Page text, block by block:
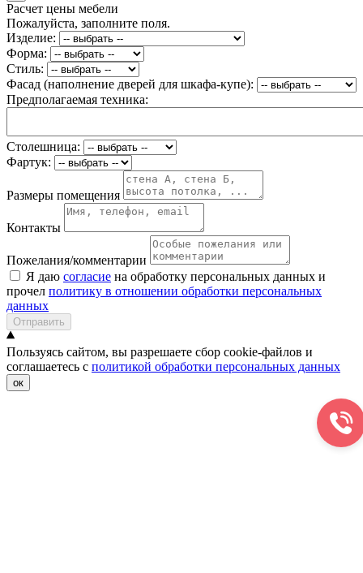
Расчет цены мебели
Пожалуйста, заполните поля.
Изделие:
Форма:
Стиль:
Фасад (наполнение дверей для шкафа-купе):
Предполагаемая техника:
Столешница:
Фартук:
Размеры помещения
Контакты
Пожелания/комментарии
Я даю согласие на обработку персональных данных и
прочел политику в отношении обработки персональных
данных
Отправить
Пользуясь сайтом, вы разрешаете сбор cookie-файлов и
соглашаетесь с политикой обработки персональных данных
ок